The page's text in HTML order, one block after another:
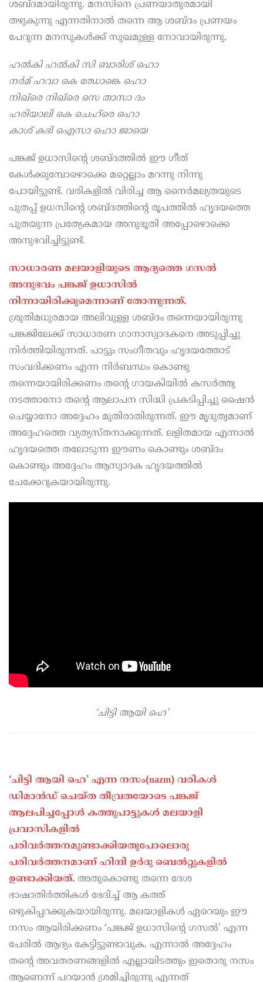
ശബ്ദമായിരുന്നു. മനസിനെ പ്രണയാതുരമായി
തഴുകുന്നു എന്നതിനാൽ തന്നെ ആ ശബ്ദം പ്രണയം
പേറുന്ന മനസുകൾക്ക് സുഖമുള്ള നോവായിരുന്നു.
ഹൽകി ഹൽകി സി ബാരിശ് ഹൊ
നർമ്‌ ഹവാ കെ ഝോങ്കെ ഹൊ
നിഖ്‌രെ നിഖ്‌രെ സെ താസാ ദം
ഹരിയാലി കെ ചെഹ്‌രെ ഹൊ
കാശ് കഭി ഐസാ ഹൊ ജായെ
പങ്കജ് ഉധാസിന്റെ ശബ്ദത്തിൽ ഈ ഗീത്
കേൾക്കുമ്പോഴൊക്കെ മറ്റെല്ലാം മറന്നു നിന്നു
പോയിട്ടുണ്ട്. വരികളിൽ വിരിച്ച ആ നൈർമല്യതയുടെ
പുതപ്പ് ഉധസിന്റെ ശബ്ദത്തിന്റെ രൂപത്തിൽ ഹൃദയത്തെ
പുതയുന്ന പ്രത്യേകമായ അനുഭൂതി അപ്പോഴൊക്കെ
അനുഭവിച്ചിട്ടുണ്ട്.
സാധാരണ മലയാളിയുടെ ആദ്യത്തെ ഗസൽ
അനുഭവം പങ്കജ് ഉധാസിൽ
നിന്നായിരിക്കുമെന്നാണ്‌ തോന്നുന്നത്.
ശ്രുതിമധുരമായ അലിവുള്ള ശബ്ദം തന്നെയായിരുന്നു
പങ്കജിലേക്ക് സാധാരണ ഗാനാസ്വാദകനെ അടുപ്പിച്ചു
നിർത്തിയിരുന്നത്. പാട്ടും സംഗീതവും ഹൃദയത്തോട്
സംവദിക്കണം എന്ന നിർബന്ധം കൊണ്ടു
തന്നെയായിരിക്കണം തന്റെ ഗായകിയിൽ കസർത്തു
നടത്താനോ തന്റെ ആലാപന സിദ്ധി പ്രകടിപ്പിച്ചു ഷൈൻ
ചെയ്യാനോ അദ്ദേഹം മുതിരാതിരുന്നത്. ഈ മൃദുത്വമാണ്
അദ്ദേഹത്തെ വ്യത്യസ്തനാക്കുന്നത്. ലളിതമായ എന്നാൽ
ഹൃദയത്തെ തലോടുന്ന ഈണം കൊണ്ടും ശബ്ദം
കൊണ്ടും അദ്ദേഹം ആസ്വാദക ഹൃദയത്തിൽ
ചേക്കേറുകയായിരുന്നു.
‘ചിട്ടി ആയി ഹെ’
‘ചിട്ടി ആയി ഹെ’ എന്ന നസം(nazm) വരികൾ
ഡിമാൻഡ് ചെയ്ത തീവ്രതയോടെ പങ്കജ്
ആലപിച്ചപ്പോൾ കത്തുപാട്ടുകൾ മലയാളി
പ്രവാസികളിൽ
പരിവർത്തനമുണ്ടാക്കിയതുപോലൊരു
പരിവർത്തനമാണ്‌ ഹിന്ദി ഉർദു ബെല്‍റ്റുകളിൽ
ഉണ്ടാക്കിയത്. അതുകൊണ്ടു തന്നെ ദേശ
ഭാഷാതിർത്തികൾ ഭേദിച്ച് ആ കത്ത്
ഒഴുകിപ്പറക്കുകയായിരുന്നു. മലയാളികൾ ഏറെയും ഈ
നസം ആയിരിക്കണം ‘പങ്കജ് ഉധാസിന്റെ ഗസൽ’ എന്ന
പേരിൽ ആദ്യം കേട്ടിട്ടുണ്ടാവുക. എന്നാൽ അദ്ദേഹം
തന്റെ അവതരണങ്ങളിൽ എല്ലായിടത്തും ഇതൊരു നസം
ആണെന്ന് പറയാൻ ശ്രമിച്ചിരുന്നു എന്നത്